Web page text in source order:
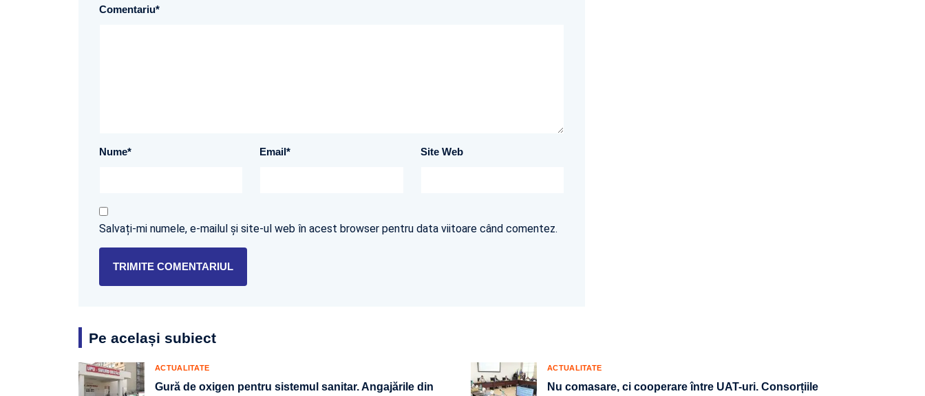
Comentariu*
Nume* Email* Site Web
Salvați-mi numele, e-mailul și site-ul web în acest browser pentru data viitoare când comentez.
Pe același subiect
ACTUALITATE
Gură de oxigen pentru sistemul sanitar. Angajările din
ACTUALITATE
Nu comasare, ci cooperare între UAT-uri. Consorțiile